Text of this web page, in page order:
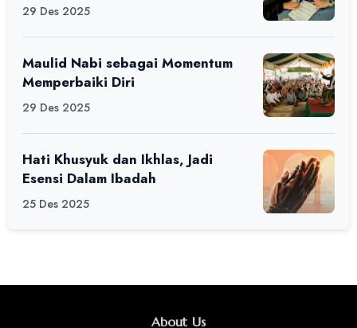
29 Des 2025
Maulid Nabi sebagai Momentum
Memperbaiki Diri
29 Des 2025
Hati Khusyuk dan Ikhlas, Jadi
Esensi Dalam Ibadah
25 Des 2025
About Us